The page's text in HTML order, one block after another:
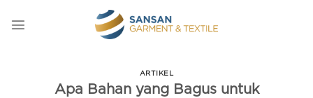
content
ARTIKEL
Apa Bahan yang Bagus untuk